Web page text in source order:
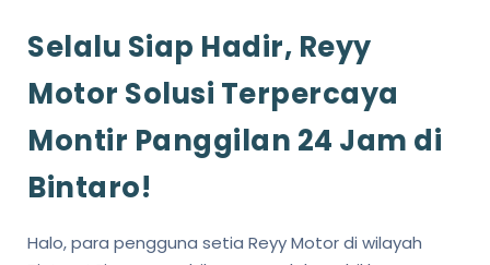
Selalu Siap Hadir, Reyy
Motor Solusi Terpercaya
Montir Panggilan 24 Jam di
Bintaro!
Halo, para pengguna setia Reyy Motor di wilayah